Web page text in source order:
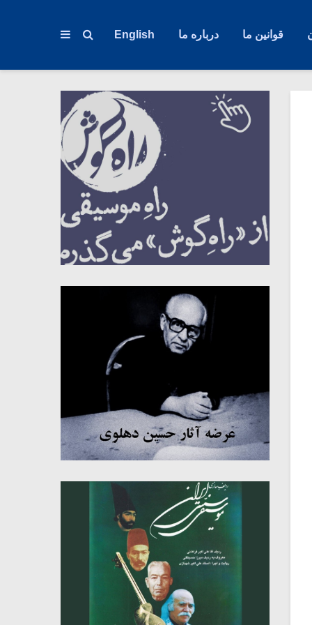
قوانین ما درباره ما English
میکلوش روژا